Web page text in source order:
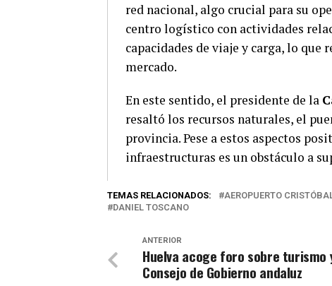
red nacional, algo crucial para su
centro logístico con actividades
capacidades de viaje y carga, lo
mercado.
En este sentido, el presidente de la
resaltó los recursos naturales, el
provincia.Pese a estos aspectos
infraestructuras es un obstáculo a
TEMAS RELACIONADOS: AEROPUERTO
DANIEL TOSCANO
ANTERIOR
Huelva acoge foro sobre turismo
Consejo de Gobierno andaluz